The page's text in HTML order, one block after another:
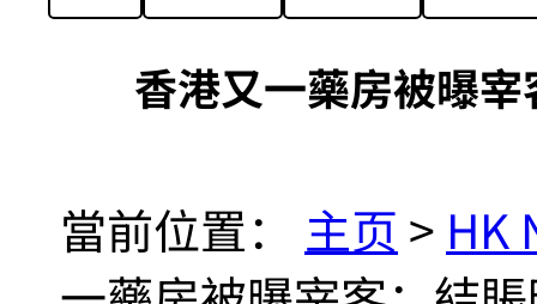
香港又一藥房被曝
當前位置： 主页 > HK